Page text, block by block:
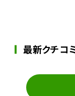
最新クチコ